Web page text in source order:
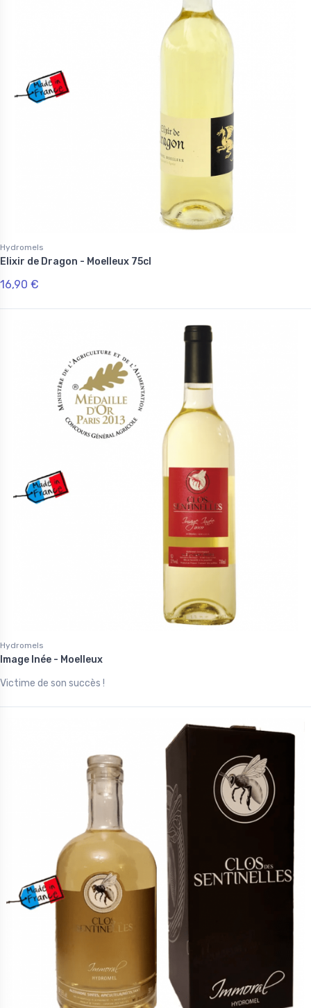
Hydromels
Elixir de Dragon - Moelleux 75cl
16,90 €
Hydromels
Image Inée - Moelleux
Victime de son succès !